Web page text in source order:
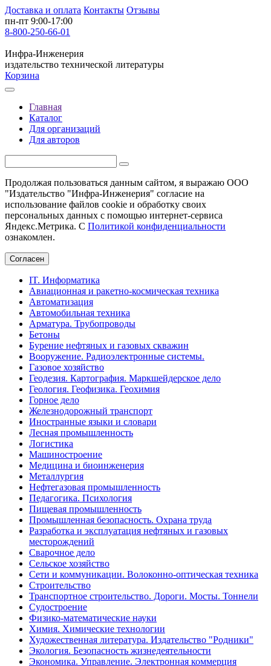
Доставка и оплата Контакты Отзывы
пн-пт 9:00-17:00
8-800-250-66-01
Инфра-Инженерия
издательство технической литературы
Корзина
Главная
Каталог
Для организаций
Для авторов
Продолжая пользоваться данным сайтом, я выражаю ООО
"Издательство "Инфра-Инженерия" согласие на
использование файлов cookie и обработку своих
персональных данных с помощью интернет-сервиса
Яндекс.Метрика. С Политикой конфиденциальности
ознакомлен.
Согласен
IT. Информатика
Авиационная и ракетно-космическая техника
Автоматизация
Автомобильная техника
Арматура. Трубопроводы
Бетоны
Бурение нефтяных и газовых скважин
Вооружение. Радиоэлектронные системы.
Газовое хозяйство
Геодезия. Картография. Маркшейдерское дело
Геология. Геофизика. Геохимия
Горное дело
Железнодорожный транспорт
Иностранные языки и словари
Лесная промышленность
Логистика
Машиностроение
Медицина и биоинженерия
Металлургия
Нефтегазовая промышленность
Педагогика. Психология
Пищевая промышленность
Промышленная безопасность. Охрана труда
Разработка и эксплуатация нефтяных и газовых
месторождений
Сварочное дело
Сельское хозяйство
Сети и коммуникации. Волоконно-оптическая техника
Строительство
Транспортное строительство. Дороги. Мосты. Тоннели
Судостроение
Физико-математические науки
Химия. Химические технологии
Художественная литература. Издательство "Родники"
Экология. Безопасность жизнедеятельности
Экономика. Управление. Электронная коммерция